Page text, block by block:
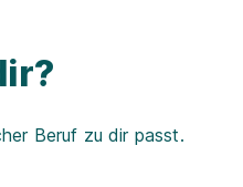
Beruf zu dir passt.